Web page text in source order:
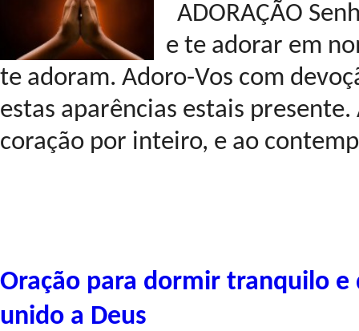
ADORAÇÃO
e te adorar em
te adoram. Adoro-Vos com
estas aparências estais
coração por inteiro, e ao
Oração para dormir tranquilo e
unido a Deus